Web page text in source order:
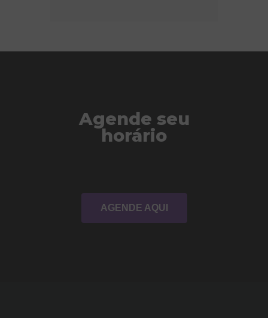
Agende seu
horário
AGENDE AQUI